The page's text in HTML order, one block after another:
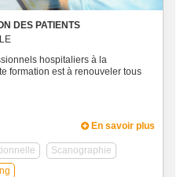
DES PATIENTS
hospitaliers à la
formation est à renouveler tous
En savoir plus
Scanographie